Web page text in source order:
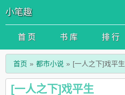
小笔趣
首 页 书 库 排 行
首页 都市小说 [一人之下]戏平生
[一人之下]戏平生